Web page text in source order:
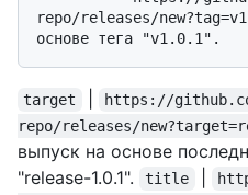
repo/releases/
target
https://
repo/releases/
выпуск на основе
"release-1.0.1".
title